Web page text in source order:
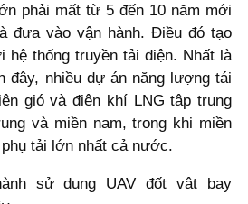
phải mất từ 5 đến 10 năm mới
đưa vào vận hành. Điều đó tạo
thống truyền tải điện. Nhất là
đây, nhiều dự án năng lượng tái
gió và điện khí LNG tập trung
và miền nam, trong khi miền
tải lớn nhất cả nước.